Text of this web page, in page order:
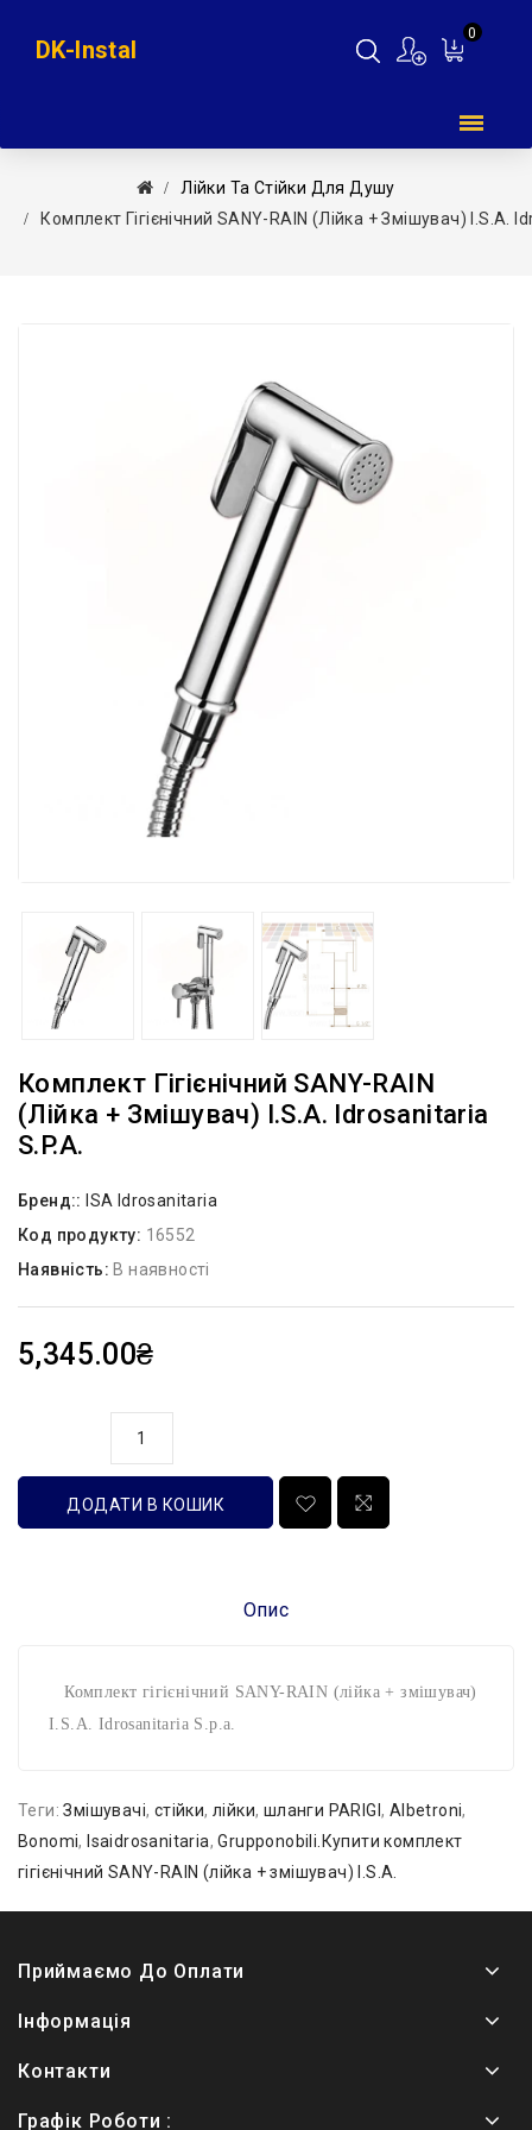
0
DK-Instal
Лійки Та Стійки Для Душу
Комплект Гігієнічний SANY-RAIN (лійка + Змішувач) I.S.A.
Комплект Гігієнічний SANY-RAIN
(лійка + Змішувач) I.S.A. Idrosanitaria
S.p.a.
Бренд:: ISA Idrosanitaria
Код продукту: 16552
Наявність: В наявності
5,345.00₴
ДОДАТИ В КОШИК
Опис
Комплект гігієнічний SANY-RAIN (лійка + змішувач)
I.S.A. Idrosanitaria S.p.a.
Теги:Змішувачі, стійки,лійки, шланги PARIGI, Albetroni,
Bonomi, Isaidrosanitaria,Grupponobili.Купити комплект
гігієнічний SANY-RAIN (лійка + змішувач) I.S.A.
Приймаємо До Оплати
Інформація
Контакти
Графік Роботи :